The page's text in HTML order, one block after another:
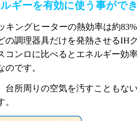
ギーを有効に使う事がで
キングヒーターの熱効率は約
の調理器具だけを発熱させるIH
コンロに比べるとエネルギー効
のです。
台所周りの空気を汚すこともな
。